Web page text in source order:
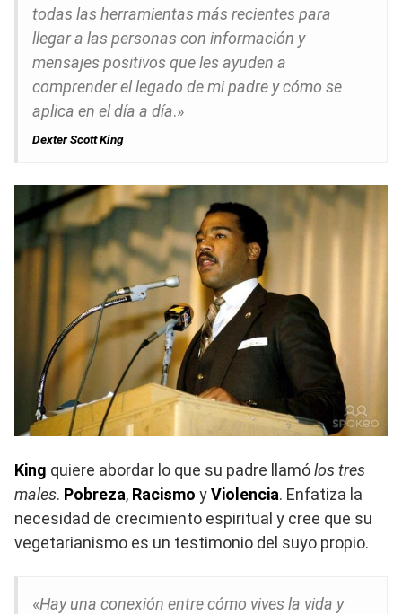
todas las herramientas más recientes para
llegar a las personas con información y
mensajes positivos que les ayuden a
comprender el legado de mi padre y cómo se
aplica en el día a día.»
Dexter Scott King
King quiere abordar lo que su padre llamólos tres
males. Pobreza, Racismo yViolencia. Enfatiza la
necesidad de crecimiento espiritual y cree que su
vegetarianismo es un testimonio del suyo propio.
«Hay una conexión entre cómo vives la vida y